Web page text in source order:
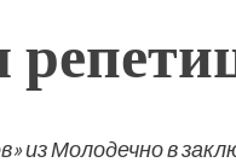
из Молодечно в